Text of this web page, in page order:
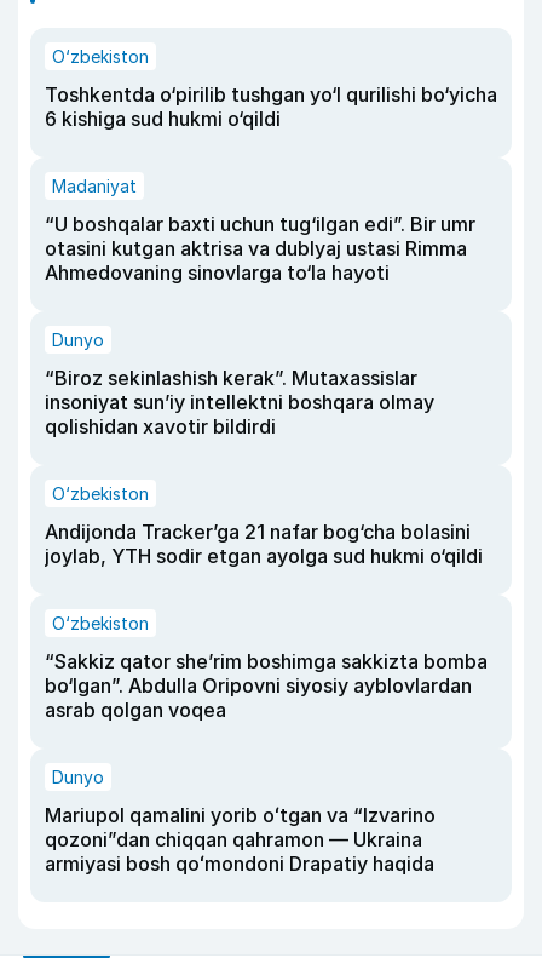
O‘zbekiston
Toshkentda o‘pirilib tushgan yo‘l qurilishi bo‘yicha
6 kishiga sud hukmi o‘qildi
Madaniyat
“U boshqalar baxti uchun tug‘ilgan edi”. Bir umr
otasini kutgan aktrisa va dublyaj ustasi Rimma
Ahmedovaning sinovlarga to‘la hayoti
Dunyo
“Biroz sekinlashish kerak”. Mutaxassislar
insoniyat sun’iy intellektni boshqara olmay
qolishidan xavotir bildirdi
O‘zbekiston
Andijonda Tracker’ga 21 nafar bog‘cha bolasini
joylab, YTH sodir etgan ayolga sud hukmi o‘qildi
O‘zbekiston
“Sakkiz qator she’rim boshimga sakkizta bomba
bo‘lgan”. Abdulla Oripovni siyosiy ayblovlardan
asrab qolgan voqea
Dunyo
Mariupol qamalini yorib oʻtgan va “Izvarino
qozoni”dan chiqqan qahramon — Ukraina
armiyasi bosh qoʻmondoni Drapatiy haqida